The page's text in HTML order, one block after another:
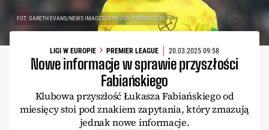
FOT. GARETH EVANS/NEWS IMAGES/SIPA USA/PRESSFOCUS
LIGI W EUROPIE PREMIER LEAGUE 20.03.2025 09:58
Nowe informacje w sprawie przyszłości
Fabiańskiego
Klubowa przyszłość Łukasza Fabiańskiego od
miesięcy stoi pod znakiem zapytania, który zmazują
jednak nowe informacje.